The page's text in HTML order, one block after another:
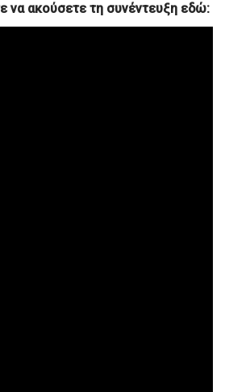
να ακούσετε τη συνέντευξη εδώ: